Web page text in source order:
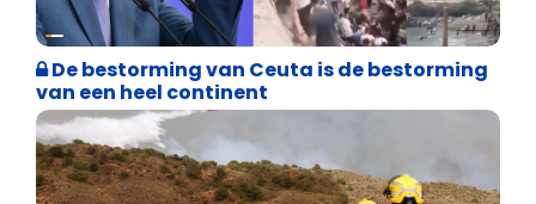
Asiel en Migratie
De bestorming van Ceuta is de bestorming
van een heel continent